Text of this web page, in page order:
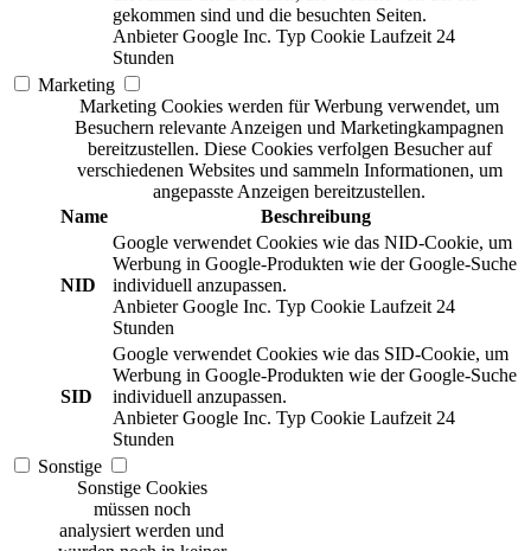
gekommen sind und die besuchten Seiten.
Anbieter Google Inc. Typ Cookie Laufzeit 24
Stunden
Marketing
Marketing Cookies werden für Werbung verwendet, um
Besuchern relevante Anzeigen und Marketingkampagnen
bereitzustellen. Diese Cookies verfolgen Besucher auf
verschiedenen Websites und sammeln Informationen, um
angepasste Anzeigen bereitzustellen.
Name
Beschreibung
NID
Google verwendet Cookies wie das NID-Cookie, um
Werbung in Google-Produkten wie der Google-Suche
individuell anzupassen.
Anbieter Google Inc. Typ Cookie Laufzeit 24
Stunden
SID
Google verwendet Cookies wie das SID-Cookie, um
Werbung in Google-Produkten wie der Google-Suche
individuell anzupassen.
Anbieter Google Inc. Typ Cookie Laufzeit 24
Stunden
Sonstige
Sonstige Cookies
müssen noch
analysiert werden und